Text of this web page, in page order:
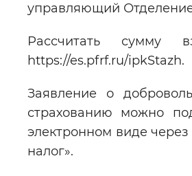
управляющий
Рассчитать сумму
https://es.pfrf.ru/ipkStazh.
Заявление о
страхованию можно
электронном виде
налог».